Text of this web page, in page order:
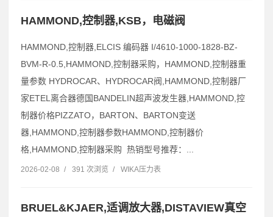
HAMMOND,控制器,KSB，电磁阀
HAMMOND,控制器,ELCIS 编码器 I/4610-1000-1828-BZ-
BVM-R-0.5,HAMMOND,控制器采购，HAMMOND,控制器重
量参数 HYDROCAR、HYDROCAR阀,HAMMOND,控制器厂
家ETEL离合器德国BANDELIN超声波发生器,HAMMOND,控
制器价格PIZZATO，BARTON、BARTON变送
器,HAMMOND,控制器参数HAMMOND,控制器价
格,HAMMOND,控制器采购 热销型号推荐：...
2026-02-08 / 391 次浏览 / WIKA压力表
BRUEL&KJAER,适调放大器,DISTAVIEW真空